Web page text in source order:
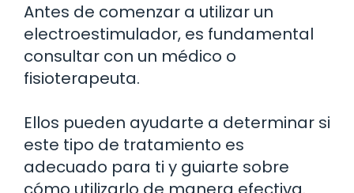
Antes de comenzar a utilizar un
electroestimulador, es fundamental
consultar con un médico o
fisioterapeuta.
Ellos pueden ayudarte a determinar si
este tipo de tratamiento es
adecuado para ti y guiarte sobre